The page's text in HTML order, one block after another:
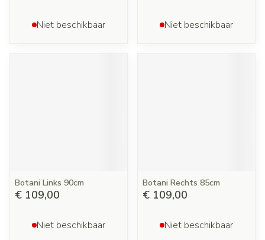
Niet beschikbaar Niet beschikbaar
Botani Links 90cm
€ 109,00
Niet beschikbaar
Botani Rechts 85cm
€ 109,00
Niet beschikbaar